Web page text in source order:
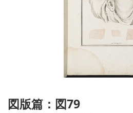
図版篇：図79